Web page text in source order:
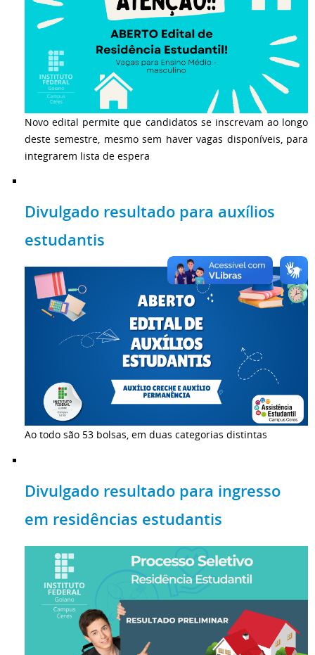
Novo edital permite que candidatos se inscrevam ao longo
deste semestre, mesmo sem haver vagas disponíveis, para
integrarem lista de espera
Divulgado resultado para auxílios
estudantis
Ao todo são 53 bolsas, em duas categorias distintas
Divulgado resultado para ingresso
em residências estudantis